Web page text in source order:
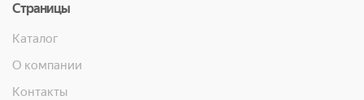
Страницы
Каталог
О компании
Контакты